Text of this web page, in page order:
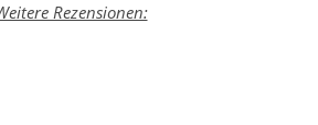
Rezensionen: